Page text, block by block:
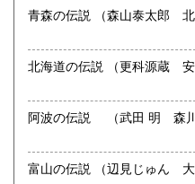
取り扱い分野青森の伝説 （森山泰太
北海道の伝説 （更科
阿波の伝説 （武田 明
富山の伝説 （辺見じ